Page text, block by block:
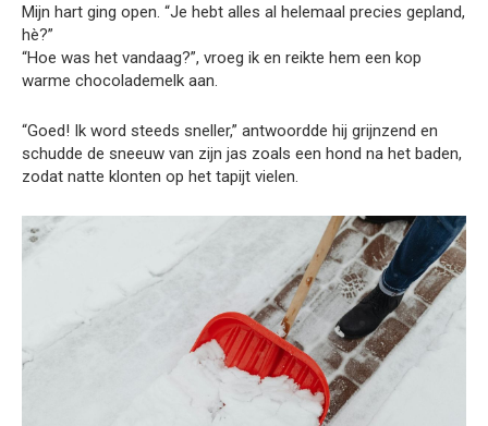
Mijn hart ging open. “Je hebt alles al helemaal precies gepland,
hè?”
“Hoe was het vandaag?”, vroeg ik en reikte hem een kop
warme chocolademelk aan.
“Goed! Ik word steeds sneller,” antwoordde hij grijnzend en
schudde de sneeuw van zijn jas zoals een hond na het baden,
zodat natte klonten op het tapijt vielen.